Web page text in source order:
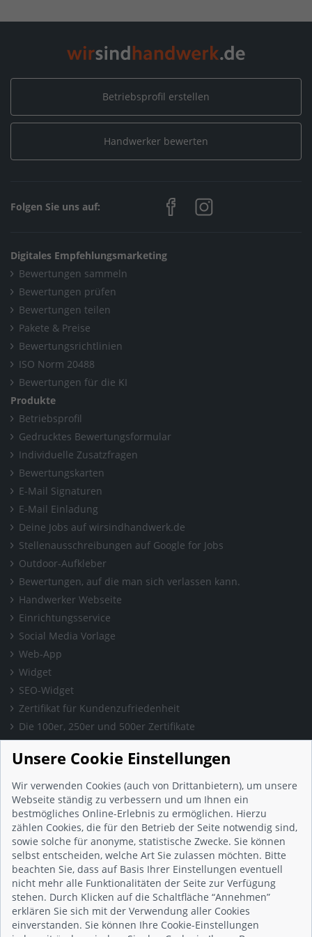
Home / Friedrichshafen / Schöberl Heizung & Sanitär GmbH
Betriebsprofil erstellen
Handwerker bewerten
Folgen Sie uns auf:
Digitales Empfehlungsmarketing
Bewertungen sammeln
Bewertungen prüfen
Bewertungen teilen
Pakete & Preise
Bewertungsrichtlinien
ISO Norm 20488
Bewertungen für die KI
Produkte
Betriebsprofil
Gedrucktes Bewertungsformular
Individuelle Zusatzfragen
Bewertungskarten
E-Mail Signaturen
E-Mail Einladung
Deine Jobs auf wirsindhandwerk.de
Stellenausschreibungen auf Google for Jobs
Outdoor-Aufkleber
Bewertungen, auf die man sich verlassen kann.
Handwerker Webseite
Einrichtungsservice
Social Media Vorlage
Web-App
Widget
SEO-Widget
Zertifikat für Kundenzufriedenheit
Die 100er, 250er und 500er Zertifikate
Presse & Wissen
Presse und Informationen
Blog
Häufig gestellte Fragen (FAQ)
Studie: Digitalisierungsbarometer
Initiative gegen Fake-Bewertungen
Kunden Informationen
Beratungsgespräch vereinbaren
Impressum
Datenschutz
AGB
Unsere Cookie Einstellungen
Wir verwenden Cookies (auch von Drittanbietern), um unsere
Webseite ständig zu verbessern und um Ihnen ein
bestmögliches Online-Erlebnis zu ermöglichen. Hierzu
zählen Cookies, die für den Betrieb der Seite notwendig sind,
sowie solche für anonyme, statistische Zwecke. Sie können
selbst entscheiden, welche Art Sie zulassen möchten. Bitte
beachten Sie, dass auf Basis Ihrer Einstellungen eventuell
nicht mehr alle Funktionalitäten der Seite zur Verfügung
stehen. Durch Klicken auf die Schaltfläche “Annehmen”
erklären Sie sich mit der Verwendung aller Cookies
einverstanden. Sie können Ihre Cookie-Einstellungen